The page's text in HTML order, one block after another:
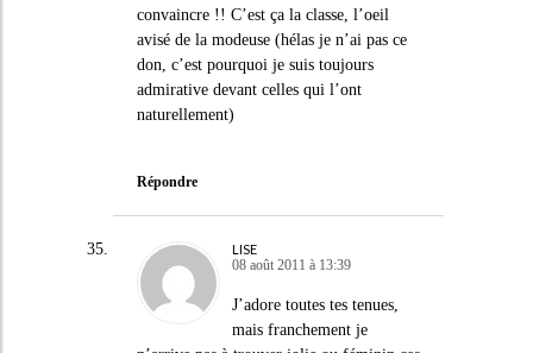
convaincre !! C’est ça la classe, l’oeil
avisé de la modeuse (hélas je n’ai pas ce
don, c’est pourquoi je suis toujours
admirative devant celles qui l’ont
naturellement)
Répondre
LISE
08 août 2011 à 13:39
J’adore toutes tes tenues,
mais franchement je